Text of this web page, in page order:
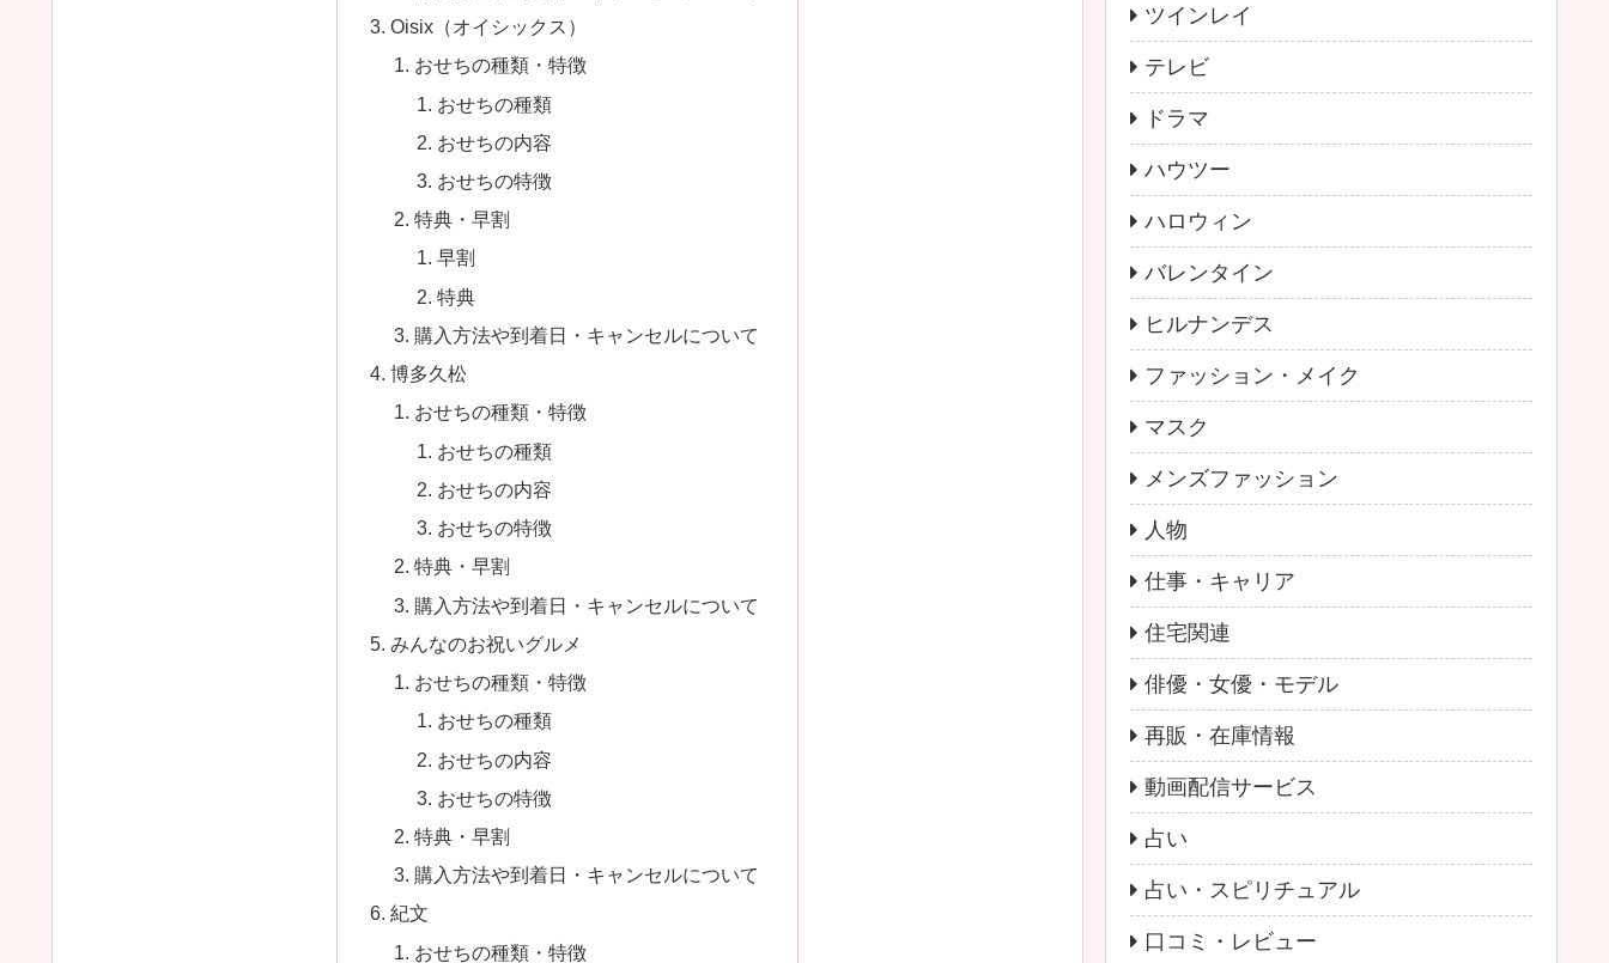
Oisix（オイシックス）
おせちの種類・特徴
おせちの種類
おせちの内容
おせちの特徴
特典・早割
早割
特典
購入方法や到着日・キャンセルについて
博多久松
おせちの種類・特徴
おせちの種類
おせちの内容
おせちの特徴
特典・早割
購入方法や到着日・キャンセルについて
みんなのお祝いグルメ
おせちの種類・特徴
おせちの種類
おせちの内容
おせちの特徴
特典・早割
購入方法や到着日・キャンセルについて
紀文
おせちの種類・特徴
ツインレイ
テレビ
ドラマ
ハウツー
ハロウィン
バレンタイン
ヒルナンデス
ファッション・メイク
マスク
メンズファッション
人物
仕事・キャリア
住宅関連
俳優・女優・モデル
再販・在庫情報
動画配信サービス
占い
占い・スピリチュアル
口コミ・レビュー